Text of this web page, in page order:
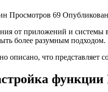
Просмотров 69
от приложений и системы
более разумным подходом.
описано, что
функции